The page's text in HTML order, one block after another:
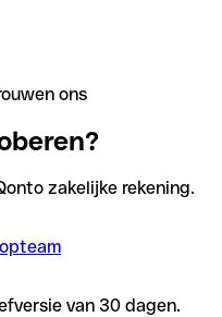
ons
zakelijke rekening.
van 30 dagen.